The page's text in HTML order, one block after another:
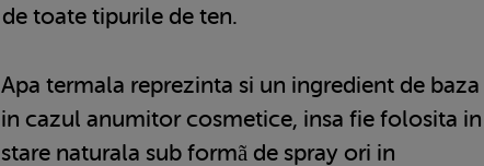
de toate tipurile de ten.
Apa termala reprezinta si un ingredient de baza
in cazul anumitor cosmetice, insa fie folosita in
stare naturala sub formã de spray ori in